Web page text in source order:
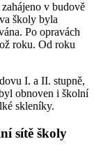
v budově
školy byla
Po opravách
roku. Od roku
I. a II. stupně,
obnoven i školní
skleníky.
sítě školy